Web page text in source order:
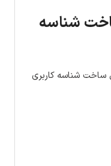
شناسه
شناسه کاربری